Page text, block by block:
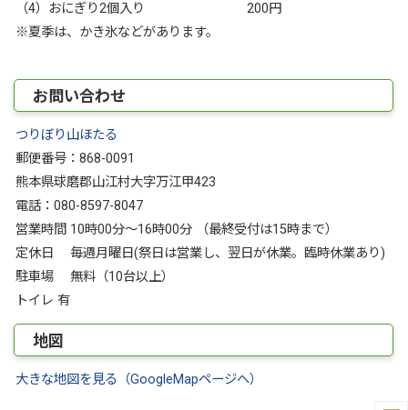
（4）おにぎり2個入り 200円
※夏季は、かき氷などがあります。
お問い合わせ
つりぼり山ほたる
郵便番号：868-0091
熊本県球磨郡山江村大字万江甲423
電話：080-8597-8047
営業時間 10時00分～16時00分 （最終受付は15時まで）
定休日 毎週月曜日(祭日は営業し、翌日が休業。臨時休業あり)
駐車場 無料（10台以上）
トイレ 有
地図
大きな地図を見る（GoogleMapページへ）